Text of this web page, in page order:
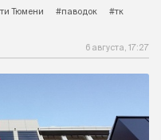
Тюмени #паводок #тк
6 августа, 17:27